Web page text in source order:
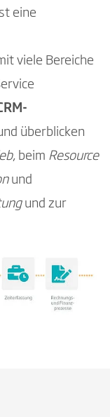
eine
viele Bereiche
überblicken
, beim Resource
und
und zur